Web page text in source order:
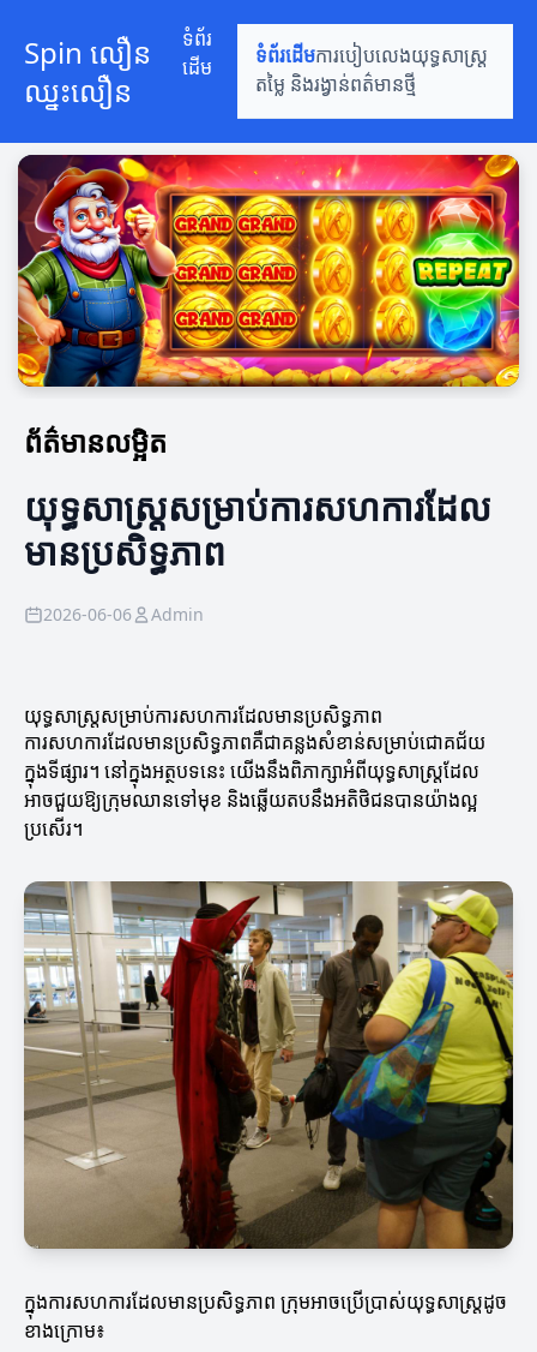
Spin លឿន
ឈ្នះលឿន
ទំព័រ
ដើម
ទំព័រដើមការបៀបលេងយុទ្ធសាស្ត្រ
តម្លៃ និងរង្វាន់ពត៌មានថ្មី
ព័ត៌មានលម្អិត
យុទ្ធសាស្ត្រសម្រាប់ការសហការដែល
មានប្រសិទ្ធភាព
2026-06-06 Admin
យុទ្ធសាស្ត្រសម្រាប់ការសហការដែលមានប្រសិទ្ធភាព
ការសហការដែលមានប្រសិទ្ធភាពគឺជាគន្លងសំខាន់សម្រាប់ជោគជ័យ
ក្នុងទីផ្សារ។ នៅក្នុងអត្ថបទនេះ យើងនឹងពិភាក្សាអំពីយុទ្ធសាស្ត្រដែល
អាចជួយឱ្យក្រុមឈានទៅមុខ និងឆ្លើយតបនឹងអតិថិជនបានយ៉ាងល្អ
ប្រសើរ។
ក្នុងការសហការដែលមានប្រសិទ្ធភាព ក្រុមអាចប្រើប្រាស់យុទ្ធសាស្ត្រដូច
ខាងក្រោម៖